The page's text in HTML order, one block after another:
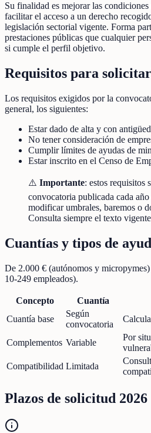
Su finalidad es mejorar las
facilitar el acceso a un derecho
legislación sectorial vigente. Forma
prestaciones públicas que cualquier
si cumple el perfil objetivo.
Requisitos para
Los requisitos exigidos por la
general, los siguientes:
Estar dado de alta y con
No tener consideración de
Cumplir límites de ayudas de
Estar inscrito en el Censo de
⚠️ Importante: estos requisitos
convocatoria publicada cada
modificar umbrales, baremos o
Consulta siempre el texto
Cuantías y tipos de
De 2.000 € (autónomos y
10-249 empleados).
Concepto Cuantía
Cuantía base
Según
convocatoria
Complementos Variable
Por
Compatibilidad Limitada
Plazos de solicitud 2026